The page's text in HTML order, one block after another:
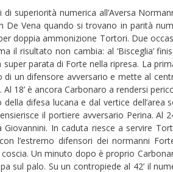
superiorità numerica all’Aversa
Vena quando si trovano in parità
doppia ammonizione Tortori. Due
il risultato non cambia: al ‘Bisceglia’
parata di Forte nella ripresa. La
un difensore avversario e mette al
18’ è ancora Carbonaro a rendersi
difesa lucana e dal vertice dell’area
il portiere avversario Perina. Al
In caduta riesce a servire
l’estremo difensori dei normanni
Un minuto dopo è proprio
sul palo. Su un contropiede al 42’ il